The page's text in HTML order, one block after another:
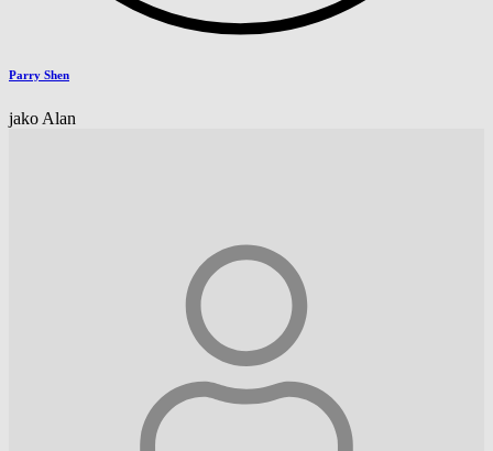
Parry Shen
jako Alan